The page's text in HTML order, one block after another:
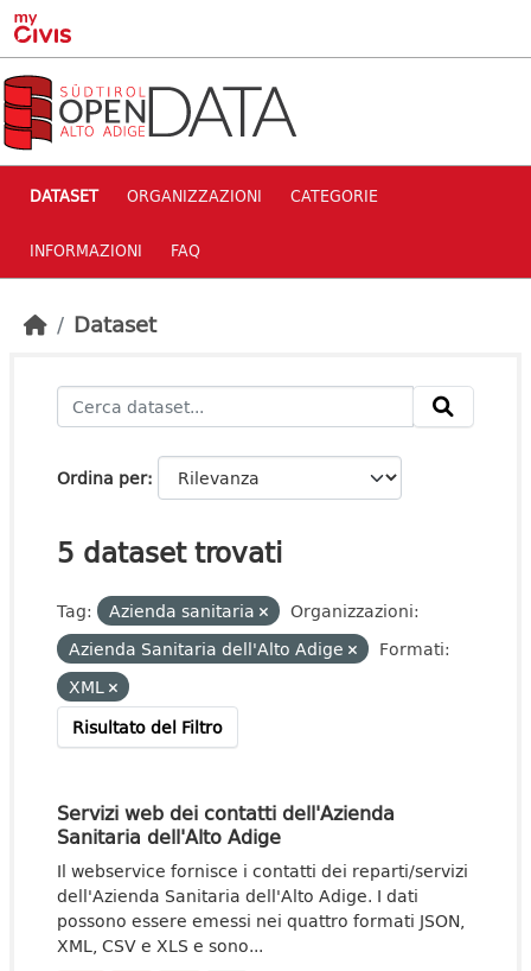
Skip to main content
DATASET ORGANIZZAZIONI CATEGORIE
INFORMAZIONI FAQ
Dataset
Ordina per
5 dataset trovati
Tag: Azienda sanitaria
Organizzazioni:
Azienda Sanitaria dell'Alto Adige
Formati:
XML
Risultato del Filtro
Servizi web dei contatti dell'Azienda
Sanitaria dell'Alto Adige
Il webservice fornisce i contatti dei reparti/servizi
dell'Azienda Sanitaria dell'Alto Adige. I dati
possono essere emessi nei quattro formati JSON,
XML, CSV e XLS e sono...